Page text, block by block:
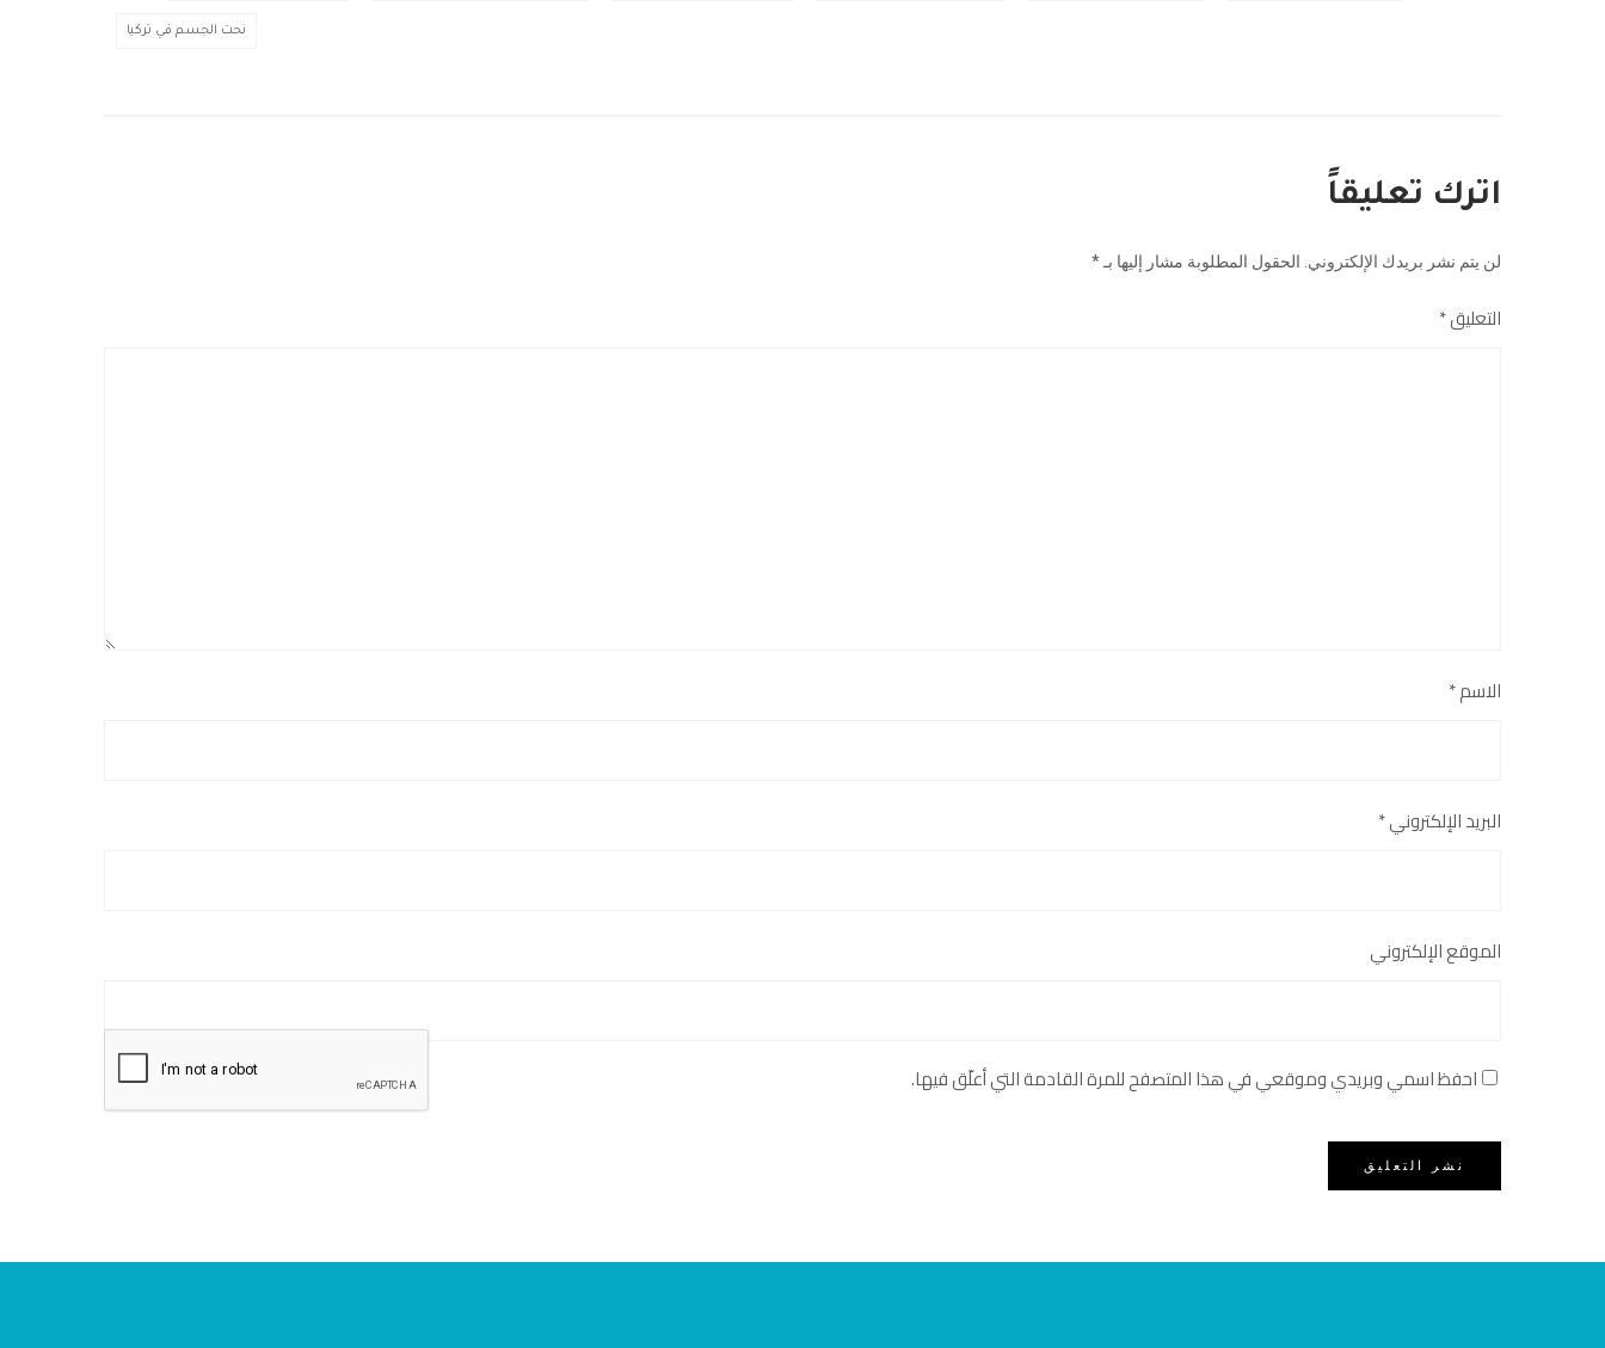
نحت الجسم في تركيا
اترك تعليقاً
لن يتم نشر بريدك الإلكتروني. الحقول المطلوبة مشار إليها بـ*
التعليق*
الاسم*
البريد الإلكتروني*
الموقع الإلكتروني
احفظ اسمي وبريدي وموقعي في هذا المتصفح للمرة القادمة التي أعلّق فيها.